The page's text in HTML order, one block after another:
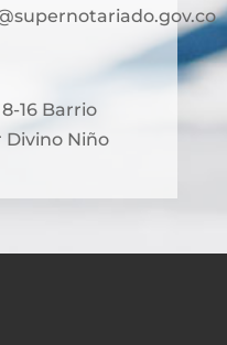
16 Barrio
Divino Niño